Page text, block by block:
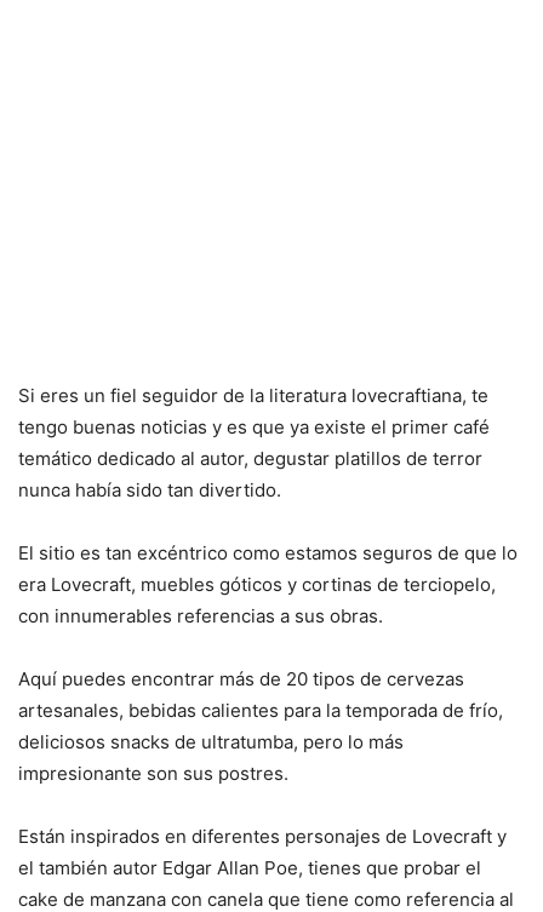
Si eres un fiel seguidor de la literatura lovecraftiana, te
tengo buenas noticias y es que ya existe el primer café
temático dedicado al autor, degustar platillos de terror
nunca había sido tan divertido.
El sitio es tan excéntrico como estamos seguros de que lo
era Lovecraft, muebles góticos y cortinas de terciopelo,
con innumerables referencias a sus obras.
Aquí puedes encontrar más de 20 tipos de cervezas
artesanales, bebidas calientes para la temporada de frío,
deliciosos snacks de ultratumba, pero lo más
impresionante son sus postres.
Están inspirados en diferentes personajes de Lovecraft y
el también autor Edgar Allan Poe, tienes que probar el
cake de manzana con canela que tiene como referencia al